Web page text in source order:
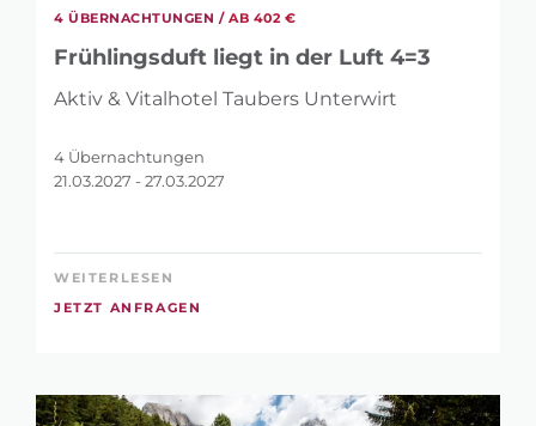
WIE VIELE NÄCHTE?
4 ÜBERNACHTUNGEN / AB 402 €
Frühlingsduft liegt in der Luft 4=3
Aktiv & Vitalhotel Taubers Unterwirt
4 Übernachtungen
21.03.2027 - 27.03.2027
WEITERLESEN
JETZT ANFRAGEN